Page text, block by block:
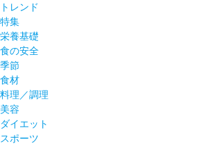
トレンド
特集
栄養基礎
食の安全
季節
食材
料理／調理
美容
ダイエット
スポーツ